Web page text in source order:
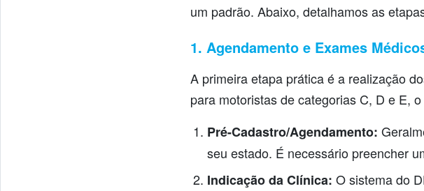
um padrão. Abaixo, detalhamos as
1. Agendamento e Exames
A primeira etapa prática é a realização
para motoristas de categorias C, D e E,
Pré-Cadastro/Agendamento:
seu estado. É necessário preencher
Indicação da Clínica: O sistema do